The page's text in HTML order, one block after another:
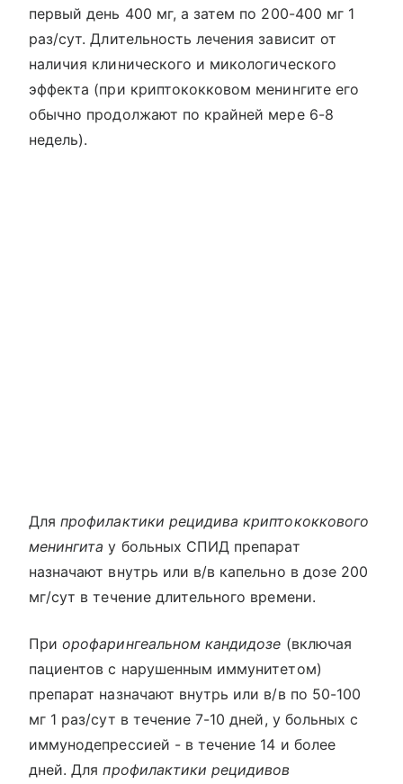
первый день 400 мг, а затем по 200-400 мг 1
раз/сут. Длительность лечения зависит от
наличия клинического и микологического
эффекта (при криптококковом менингите его
обычно продолжают по крайней мере 6-8
недель).
Дляпрофилактики рецидива криптококкового
менингита у больных СПИД препарат
назначают внутрь или в/в капельно в дозе 200
мг/сут в течение длительного времени.
Приорофарингеальном кандидозе (включая
пациентов с нарушенным иммунитетом)
препарат назначают внутрь или в/в по 50-100
мг 1 раз/сут в течение 7-10 дней, у больных с
иммунодепрессией - в течение 14 и более
дней. Дляпрофилактики рецидивов